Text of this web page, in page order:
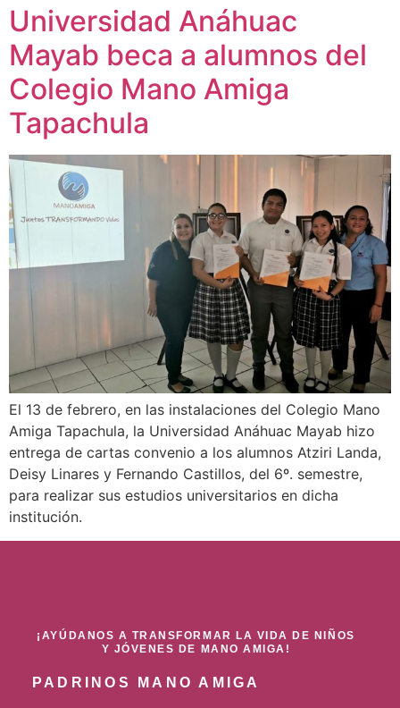
Universidad Anáhuac
Mayab beca a alumnos del
Colegio Mano Amiga
Tapachula
El 13 de febrero, en las instalaciones del Colegio Mano
Amiga Tapachula, la Universidad Anáhuac Mayab hizo
entrega de cartas convenio a los alumnos Atziri Landa,
Deisy Linares y Fernando Castillos, del 6º. semestre,
para realizar sus estudios universitarios en dicha
institución.
¡AYÚDANOS A TRANSFORMAR LA VIDA DE NIÑOS
Y JÓVENES DE MANO AMIGA!
PADRINOS MANO AMIGA